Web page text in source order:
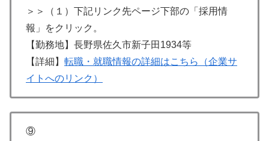
＞＞（１）下記リンク先ページ下部の「採用情
報」をクリック。
【勤務地】長野県佐久市新子田1934等
【詳細】 転職・就職情報の詳細はこちら（企業サ
イトへのリンク）
⑨